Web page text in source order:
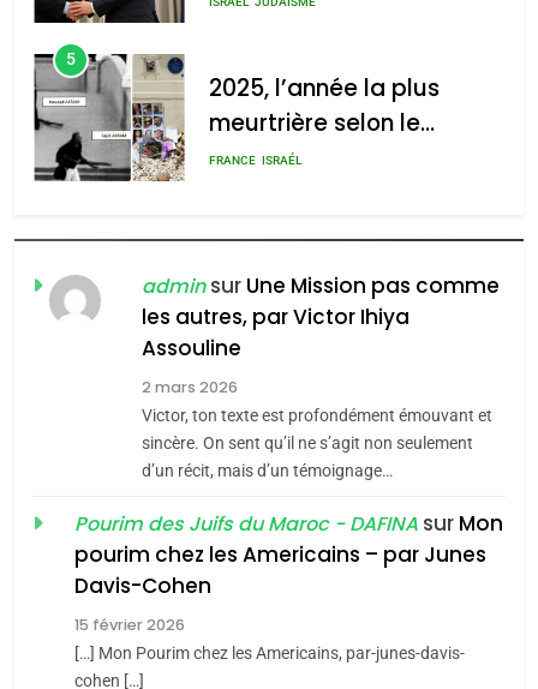
meurtrière selon le rapport
d’ADL contre
l’antisémitisme
admin 0
6
FIÈRE, DIGNE ET RÉSILIENTE :
POURQUOI JE REVENDIQUE
MA JUDAÏTE par Thérèse
ISRAÉL JUDAISME
CE QUI NOUS MANQUE –
Jacques Hadida
JUDAISME
Maroc : Les amandes de
Tafraout, le miel de Tadla
Azilal consacrés produits
du terroir
DAFINA MAROC
Oeil ravageur – Vanessa
De Loya Stauber
adminsur Une Mission pas comme
les autres, par Victor Ihiya
Assouline
2 mars 2026
Victor, ton texte est profondément émouvant et
sincère. On sent qu’il ne s’agit non seulement
d’un récit, mais d’un témoignage…
Pourim des Juifs du Maroc - DAFINA sur Mon
pourim chez les Americains – par Junes
Davis-Cohen
15 février 2026
[…] Mon Pourim chez les Americains, par-junes-davis-
cohen […]
2025, l’année la plus